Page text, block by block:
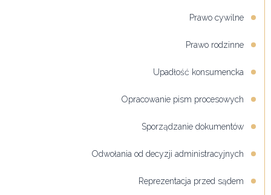
Prawo cywilne
Prawo rodzinne
Upadłość konsumencka
Opracowanie pism procesowych
Sporządzanie dokumentów
Odwołania od decyzji administracyjnych
Reprezentacja przed sądem